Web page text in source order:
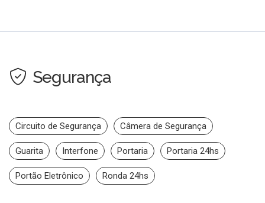
Segurança
Circuito de Segurança Câmera de Segurança
Guarita Interfone Portaria Portaria 24hs
Portão Eletrônico Ronda 24hs